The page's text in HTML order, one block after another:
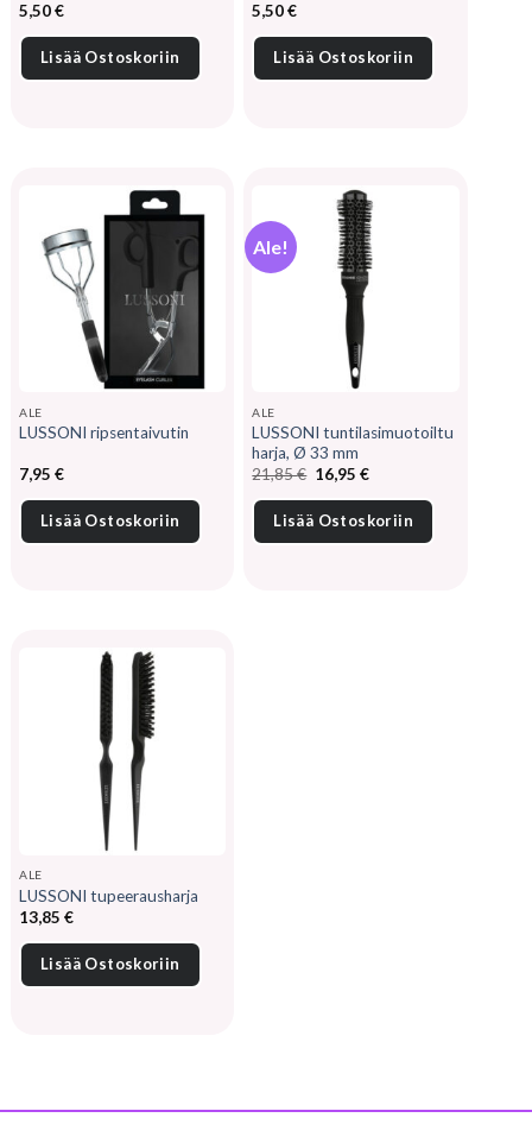
5,50€
Lisää Ostoskoriin
5,50€
Lisää Ostoskoriin
ALE
LUSSONI ripsentaivutin
7,95 €
Lisää Ostoskoriin
Ale!
ALE
LUSSONI tuntilasimuotoiltu
harja, Ø 33 mm
21,85€ Alkuperäinen
hinta
oli:
21,85 €.
16,95€Nykyinen
on:
16,95 €.
Lisää Ostoskoriin
ALE
LUSSONI tupeerausharja
13,85 €
Lisää Ostoskoriin